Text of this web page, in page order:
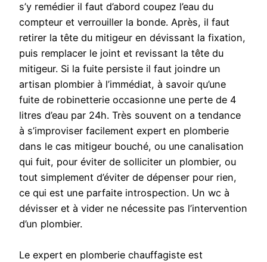
s’y remédier il faut d’abord coupez l’eau du
compteur et verrouiller la bonde. Après, il faut
retirer la tête du mitigeur en dévissant la fixation,
puis remplacer le joint et revissant la tête du
mitigeur. Si la fuite persiste il faut joindre un
artisan plombier à l’immédiat, à savoir qu’une
fuite de robinetterie occasionne une perte de 4
litres d’eau par 24h. Très souvent on a tendance
à s’improviser facilement expert en plomberie
dans le cas mitigeur bouché, ou une canalisation
qui fuit, pour éviter de solliciter un plombier, ou
tout simplement d’éviter de dépenser pour rien,
ce qui est une parfaite introspection. Un wc à
dévisser et à vider ne nécessite pas l’intervention
d’un plombier.
Le expert en plomberie chauffagiste est